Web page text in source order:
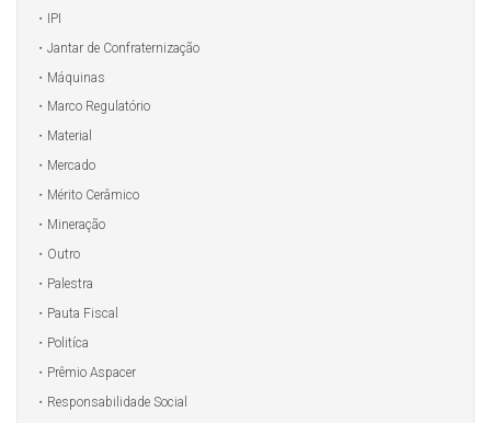
IPI
Jantar de Confraternização
Máquinas
Marco Regulatório
Material
Mercado
Mérito Cerâmico
Mineração
Outro
Palestra
Pauta Fiscal
Politíca
Prêmio Aspacer
Responsabilidade Social